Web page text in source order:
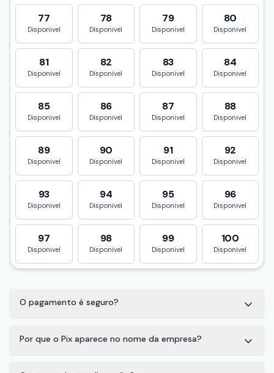
77
Disponivel
78
Disponivel
79
Disponivel
80
Disponivel
81
Disponivel
82
Disponivel
83
Disponivel
84
Disponivel
85
Disponivel
86
Disponivel
87
Disponivel
88
Disponivel
89
Disponivel
90
Disponivel
91
Disponivel
92
Disponivel
93
Disponivel
94
Disponivel
95
Disponivel
96
Disponivel
97
Disponivel
98
Disponivel
99
Disponivel
100
Disponivel
O pagamento é seguro?
Por que o Pix aparece no nome da empresa?